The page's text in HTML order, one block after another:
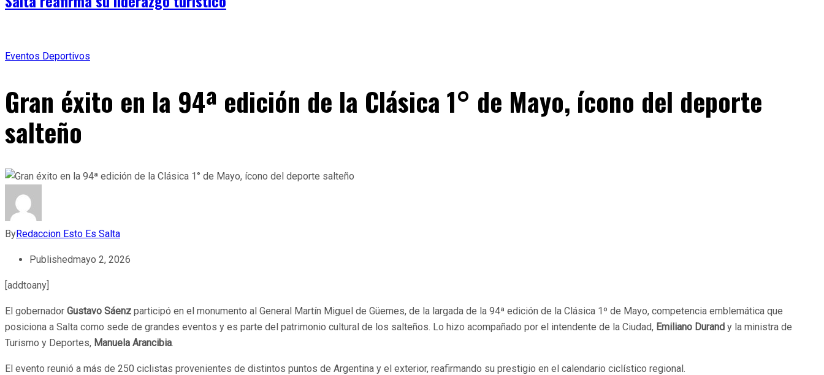
Eventos Deportivos
Gran éxito en la 94ª edición de la Clásica 1° de Mayo, ícono del deporte
salteño
ByRedaccion Esto Es Salta
Publishedmayo 2, 2026
[addtoany]
El gobernador Gustavo Sáenz participó en el monumento al General Martín Miguel de Güemes, de la largada de la 94ª edición de la Clásica 1º de Mayo, competencia emblemática que
posiciona a Salta como sede de grandes eventos y es parte del patrimonio cultural de los salteños. Lo hizo acompañado por el intendente de la Ciudad, Emiliano Durand y la ministra de
Turismo y Deportes, Manuela Arancibia.
El evento reunió a más de 250 ciclistas provenientes de distintos puntos de Argentina y el exterior, reafirmando su prestigio en el calendario ciclístico regional.